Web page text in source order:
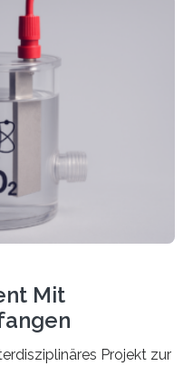
noch
Und vor
Menschen im Team mit
als im Team mit
von der
Mit
Projekt zur